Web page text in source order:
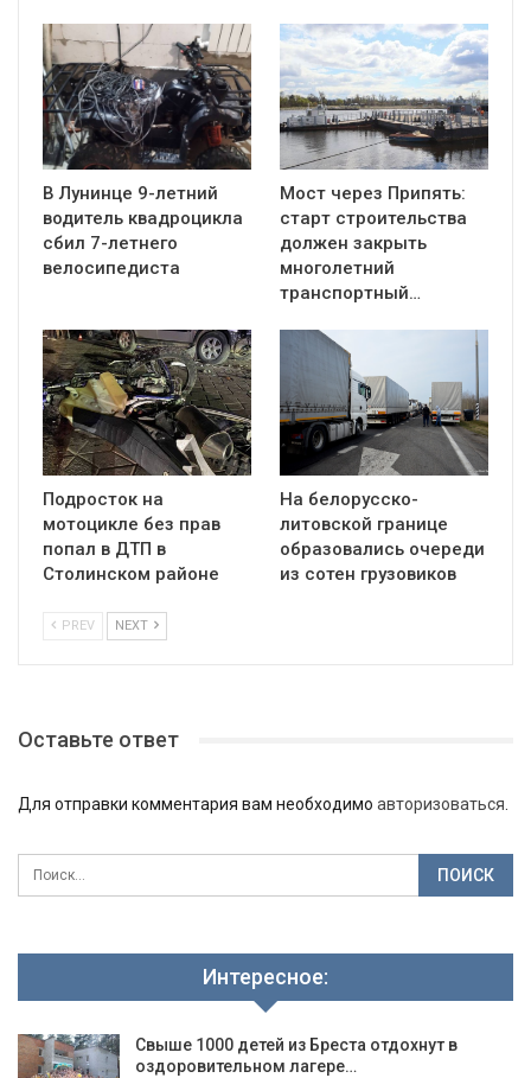
В Лунинце 9-летний
водитель квадроцикла
сбил 7-летнего
велосипедиста
Мост через Припять:
старт строительства
должен закрыть
многолетний
транспортный…
Подросток на
мотоцикле без прав
попал в ДТП в
Столинском районе
На белорусско-
литовской границе
образовались очереди
из сотен грузовиков
PREV NEXT
Оставьте ответ
Для отправки комментария вам необходимо авторизоваться.
Интересное:
Свыше 1000 детей из Бреста отдохнут в
оздоровительном лагере…